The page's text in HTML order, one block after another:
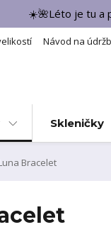
☀️🌺Léto je tu a
Návod na
Skleničky
Bracelet